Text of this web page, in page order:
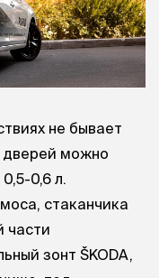
не бывает
дверей можно
0,6 л.
стаканчика
части
зонт ŠKODA,